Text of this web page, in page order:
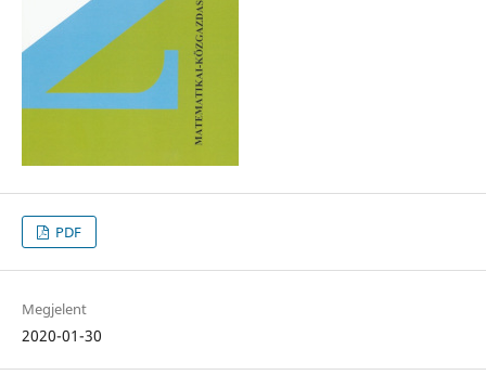
PDF
Megjelent
2020-01-30